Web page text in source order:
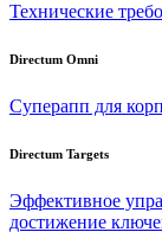
Технические
Directum Omni
Суперапп для
Directum Targets
Эффективное
достижение